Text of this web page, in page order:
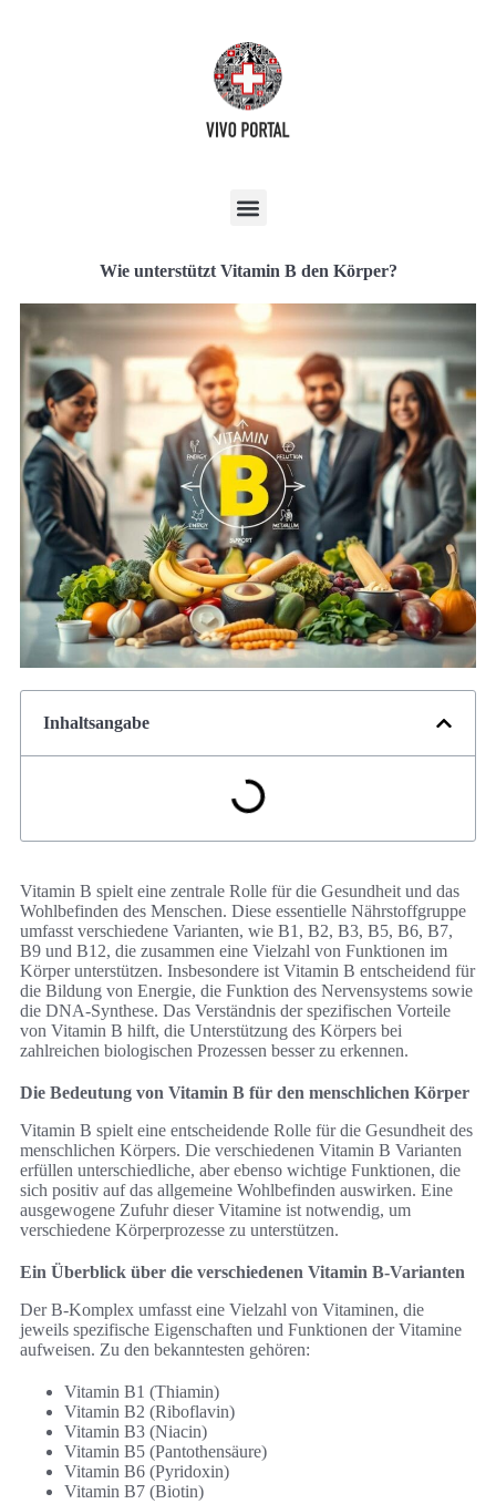
Wie unterstützt Vitamin B den Körper?
Inhaltsangabe
Vitamin B spielt eine zentrale Rolle für die Gesundheit und das
Wohlbefinden des Menschen. Diese essentielle Nährstoffgruppe
umfasst verschiedene Varianten, wie B1, B2, B3, B5, B6, B7,
B9 und B12, die zusammen eine Vielzahl von Funktionen im
Körper unterstützen. Insbesondere ist Vitamin B entscheidend für
die Bildung von Energie, die Funktion des Nervensystems sowie
die DNA-Synthese. Das Verständnis der spezifischen Vorteile
von Vitamin B hilft, die Unterstützung des Körpers bei
zahlreichen biologischen Prozessen besser zu erkennen.
Die Bedeutung von Vitamin B für den menschlichen Körper
Vitamin B spielt eine entscheidende Rolle für die Gesundheit des
menschlichen Körpers. Die verschiedenen Vitamin B Varianten
erfüllen unterschiedliche, aber ebenso wichtige Funktionen, die
sich positiv auf das allgemeine Wohlbefinden auswirken. Eine
ausgewogene Zufuhr dieser Vitamine ist notwendig, um
verschiedene Körperprozesse zu unterstützen.
Ein Überblick über die verschiedenen Vitamin B-Varianten
Der B-Komplex umfasst eine Vielzahl von Vitaminen, die
jeweils spezifische Eigenschaften und Funktionen der Vitamine
aufweisen. Zu den bekanntesten gehören:
Vitamin B1 (Thiamin)
Vitamin B2 (Riboflavin)
Vitamin B3 (Niacin)
Vitamin B5 (Pantothensäure)
Vitamin B6 (Pyridoxin)
Vitamin B7 (Biotin)